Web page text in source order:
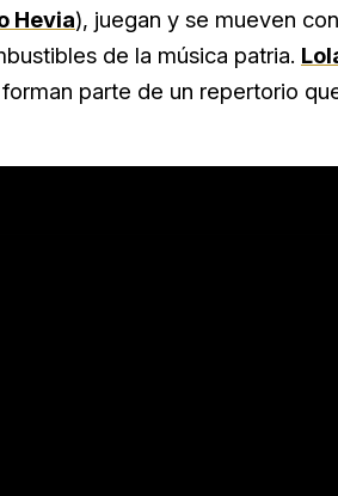
Hevia), juegan y se mueven
de la música patria.
forman parte de un repertorio